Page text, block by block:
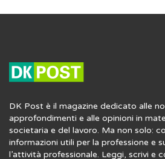
DK Post è il magazine dedicato alle
approfondimenti e alle opinioni in
societaria e del lavoro. Ma non solo:
informazioni utili per la professione e
l’attività professionale. Leggi, scrivi e